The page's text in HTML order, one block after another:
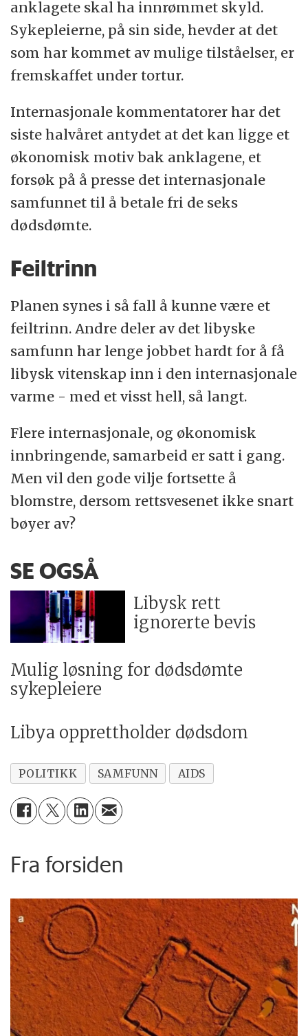
anklagete skal ha innrømmet skyld.
Sykepleierne, på sin side, hevder at det
som har kommet av mulige tilståelser, er
fremskaffet under tortur.
Internasjonale kommentatorer har det
siste halvåret antydet at det kan ligge et
økonomisk motiv bak anklagene, et
forsøk på å presse det internasjonale
samfunnet til å betale fri de seks
dødsdømte.
Feiltrinn
Planen synes i så fall å kunne være et
feiltrinn. Andre deler av det libyske
samfunn har lenge jobbet hardt for å få
libysk vitenskap inn i den internasjonale
varme - med et visst hell, så langt.
Flere internasjonale, og økonomisk
innbringende, samarbeid er satt i gang.
Men vil den gode vilje fortsette å
blomstre, dersom rettsvesenet ikke snart
bøyer av?
SE OGSÅ
Libysk rett
ignorerte bevis
Mulig løsning for dødsdømte
sykepleiere
Libya opprettholder dødsdom
POLITIKK SAMFUNN AIDS
Fra forsiden